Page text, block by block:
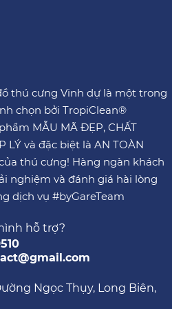
thú cưng Vinh dự là một trong
chọn bởi TropiClean®
MẪU MÃ ĐẸP, CHẤT
LÝ và đặc biệt là AN TOÀN
thú cưng! Hàng ngàn khách
nghiệm và đánh giá hài lòng
dịch vụ #byGareTeam
hỗ trợ?
Ngọc Thụy, Long Biên,